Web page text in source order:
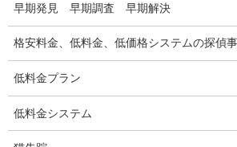
早期発見 早期調査 早期解決
格安料金、低料金、低価格システムの探偵
低料金プラン
低料金システム